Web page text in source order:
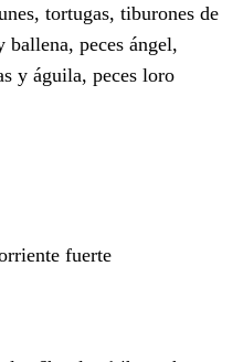
tortugas, tiburones de
peces ángel,
y águila, peces loro
fuerte